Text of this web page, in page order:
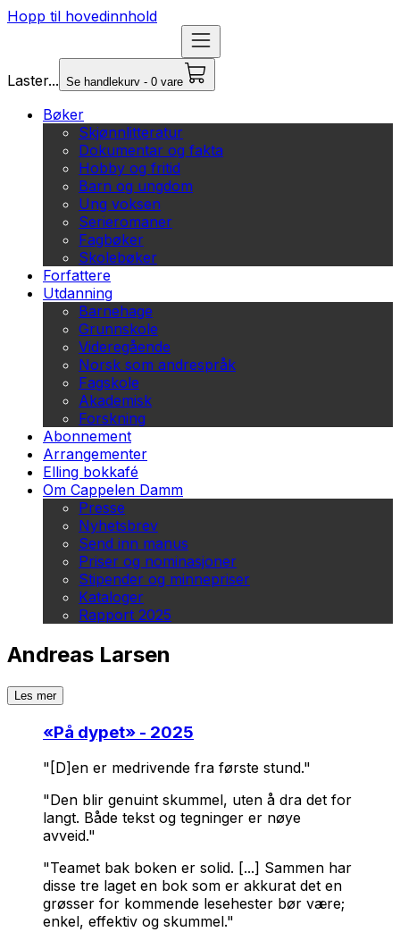
Hopp til hovedinnhold
Laster... Se handlekurv - 0 vare
Bøker
Skjønnlitteratur
Dokumentar og fakta
Hobby og fritid
Barn og ungdom
Ung voksen
Serieromaner
Fagbøker
Skolebøker
Forfattere
Utdanning
Barnehage
Grunnskole
Videregående
Norsk som andrespråk
Fagskole
Akademisk
Forskning
Abonnement
Arrangementer
Elling bokkafé
Om Cappelen Damm
Presse
Nyhetsbrev
Send inn manus
Priser og nominasjoner
Stipender og minnepriser
Kataloger
Rapport 2025
Andreas Larsen
Les mer
«På dypet» - 2025
"[D]en er medrivende fra første stund."
"Den blir genuint skummel, uten å dra det for
langt. Både tekst og tegninger er nøye
avveid."
"Teamet bak boken er solid. [...] Sammen har
disse tre laget en bok som er akkurat det en
grøsser for kommende lesehester bør være;
enkel, effektiv og skummel."